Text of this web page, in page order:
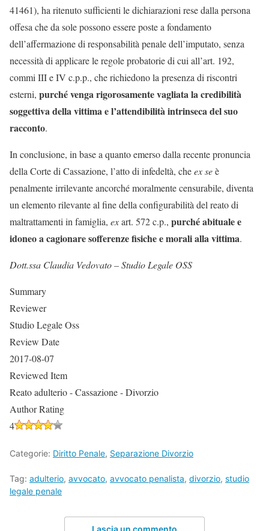
41461), ha ritenuto sufficienti le dichiarazioni rese dalla persona
offesa che da sole possono essere poste a fondamento
dell’affermazione di responsabilità penale dell’imputato, senza
necessità di applicare le regole probatorie di cui all’art. 192,
commi III e IV c.p.p., che richiedono la presenza di riscontri
esterni, purché venga rigorosamente vagliata la credibilità
soggettiva della vittima e l’attendibilità intrinseca del suo
racconto.
In conclusione, in base a quanto emerso dalla recente pronuncia
della Corte di Cassazione, l’atto di infedeltà, cheex seè
penalmente irrilevante ancorché moralmente censurabile, diventa
un elemento rilevante al fine della configurabilità del reato di
maltrattamenti in famiglia, exart. 572 c.p., purché abituale e
idoneo a cagionare sofferenze fisiche e morali alla vittima.
Dott.ssa Claudia Vedovato – Studio Legale OSS
Summary
Reviewer
Studio Legale Oss
Review Date
2017-08-07
Reviewed Item
Reato adulterio - Cassazione - Divorzio
Author Rating
4
Categorie: Diritto Penale, Separazione Divorzio
Tag: adulterio, avvocato, avvocato penalista, divorzio, studio
legale penale
Lascia un commento